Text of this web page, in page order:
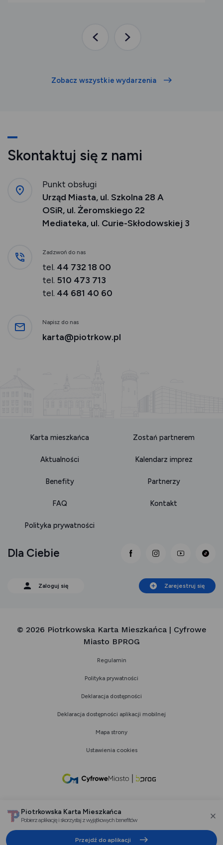
PoprzedniaNastępna
Zobacz wszystkie wydarzenia
Skontaktuj się z nami
Punkt obsługi
Urząd Miasta, ul. Szkolna 28 A
OSiR, ul. Żeromskiego 22
Mediateka, ul. Curie-Skłodowskiej 3
Zadzwoń do nas
tel. 44 732 18 00
tel. 510 473 713
tel. 44 681 40 60
Napisz do nas
karta@piotrkow.pl
Karta mieszkańca Zostań partnerem
Aktualności Kalendarz imprez
Benefity Partnerzy
FAQ Kontakt
Polityka prywatności
link otwiera się nowej
link otwiera się
link
Dla Ciebie
Zaloguj się Zarejestruj się
© 2026 Piotrkowska Karta Mieszkańca | Cyfrowe
Miasto BPROG
Regulamin
Polityka prywatności
Deklaracja dostępności
Deklaracja dostępności aplikacji mobilnej
Mapa strony
Ustawienia cookies
link
nowej
Piotrkowska Karta Mieszkańca
Pobierz aplikację i skorzystaj z wyjątkowych benefitów
Przejdź do aplikacji